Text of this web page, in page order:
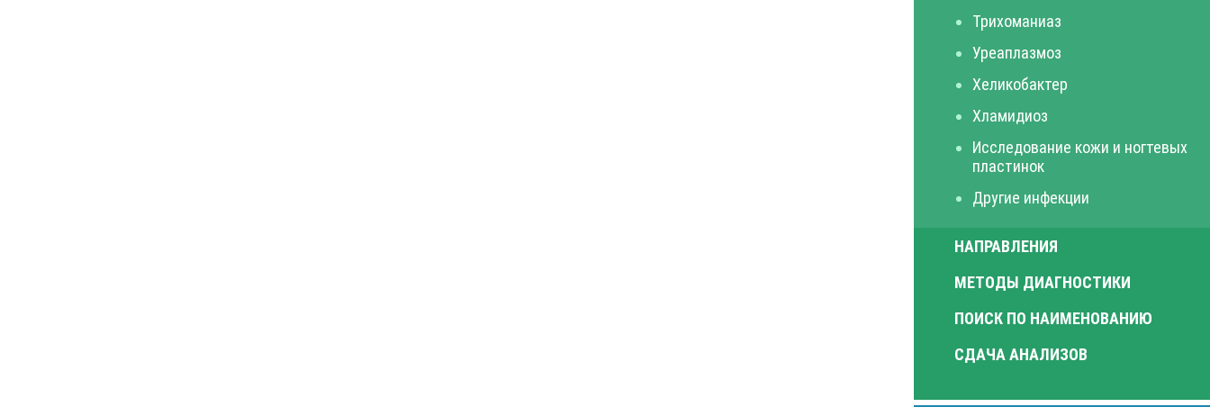
Трихоманиаз
Уреаплазмоз
Хеликобактер
Хламидиоз
Исследование кожи и ногтевых
пластинок
Другие инфекции
НАПРАВЛЕНИЯ
МЕТОДЫ ДИАГНОСТИКИ
ПОИСК ПО НАИМЕНОВАНИЮ
СДАЧА АНАЛИЗОВ